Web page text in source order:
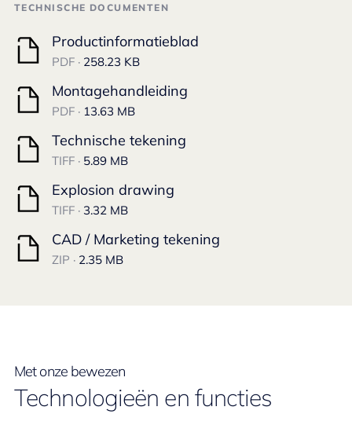
TECHNISCHE DOCUMENTEN
Productinformatieblad
PDF · 258.23 KB
Montagehandleiding
PDF · 13.63 MB
Technische tekening
TIFF · 5.89 MB
Explosion drawing
TIFF · 3.32 MB
CAD / Marketing tekening
ZIP · 2.35 MB
Met onze bewezen
Technologieën en functies